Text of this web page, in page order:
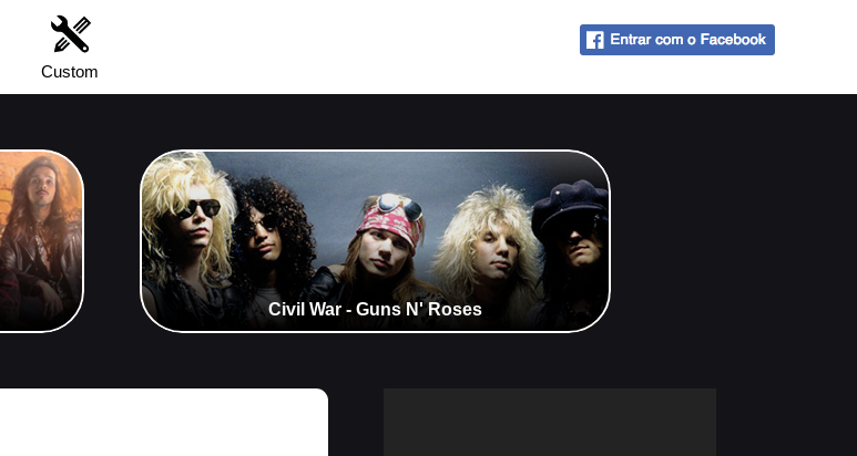
Custom
Civil War - Guns N' Roses